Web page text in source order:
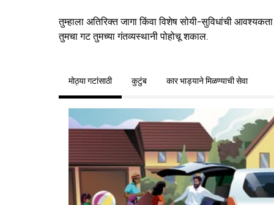
तुम्हाला अतिरिक्त जागा किंवा विशेष सोयी-सुविधांची
तुमचा गट तुमच्या गंतव्यस्थानी पोहोचू शकाल.
मोठ्या गटांसाठी कुटुंब कार भाड्याने मिळण्याची सेवा